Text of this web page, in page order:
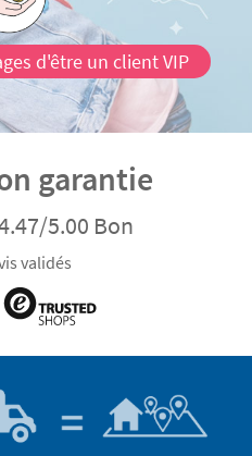
d'être un client VIP
garantie
5.00 Bon
validés